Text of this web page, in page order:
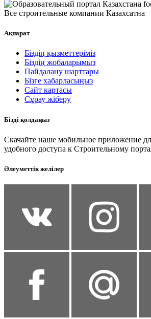
Все строительные компании Казахсатна
Ақпарат
Біздің қызметтеріміз
Біздің жобаларымыз
Пайдалану шарттары
Бізге хабарласыңыз
Сайт картасы
Сұрау жіберу
Бізді қолдаңыз
Скачайте наше мобильное приложение
удобного доступа к Строительному
Әлеуметтік желілер